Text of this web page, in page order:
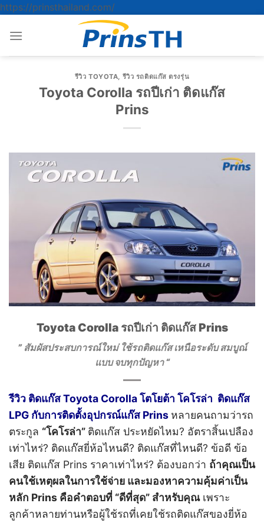
https://prinsthailand.com/
ไป
ยัง
เนื้อหา
รีวิว TOYOTA, รีวิว รถติดแก๊ส ตรงรุ่น
Toyota Corolla รถปีเก่า ติดแก๊ส
Prins
Toyota Corolla รถปีเก่า ติดแก๊ส Prins
” สัมผัสประสบการณ์ใหม่ ใช้รถติดแก๊สเหนือระดับ สมบูณ์
แบบจบทุกปัญหา “
รีวิว ติดแก๊ส Toyota Corolla โตโยต้า โคโรล่า ติดแก๊ส
LPG กับการติดตั้งอุปกรณ์แก๊ส Prins หลายคนถามว่ารถ
ตระกูล “โคโรล่า” ติดแก๊ส ประหยัดไหม? อัตราสิ้นเปลือง
เท่าไหร่? ติดแก๊สยี่ห้อไหนดี? ติดแก๊สที่ไหนดี? ข้อดี ข้อ
เสีย ติดแก๊ส Prins ราคาเท่าไหร่? ต้องบอกว่า ถ้าคุณเป็น
คนใช้เหตุผลในการใช้จ่าย และมองหาความคุ้มค่าเป็น
หลัก Prins คือคำตอบที่ “ดีที่สุด” สำหรับคุณเพราะ
ลูกค้าหลายท่านหรือผู้ใช้รถที่เคยใช้รถติดแก๊สของยี่ห้อ